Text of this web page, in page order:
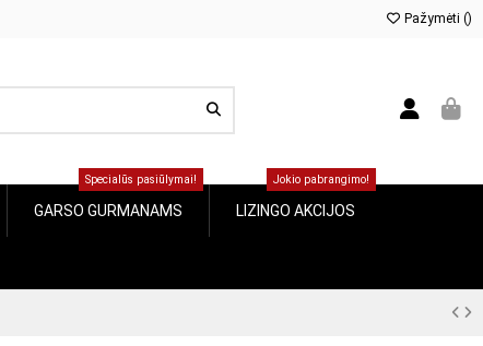
Pažymėti ( 0)
GARSO GURMANAMS
Specialūs pasiūlymai!
LIZINGO AKCIJOS
Jokio pabrangimo!